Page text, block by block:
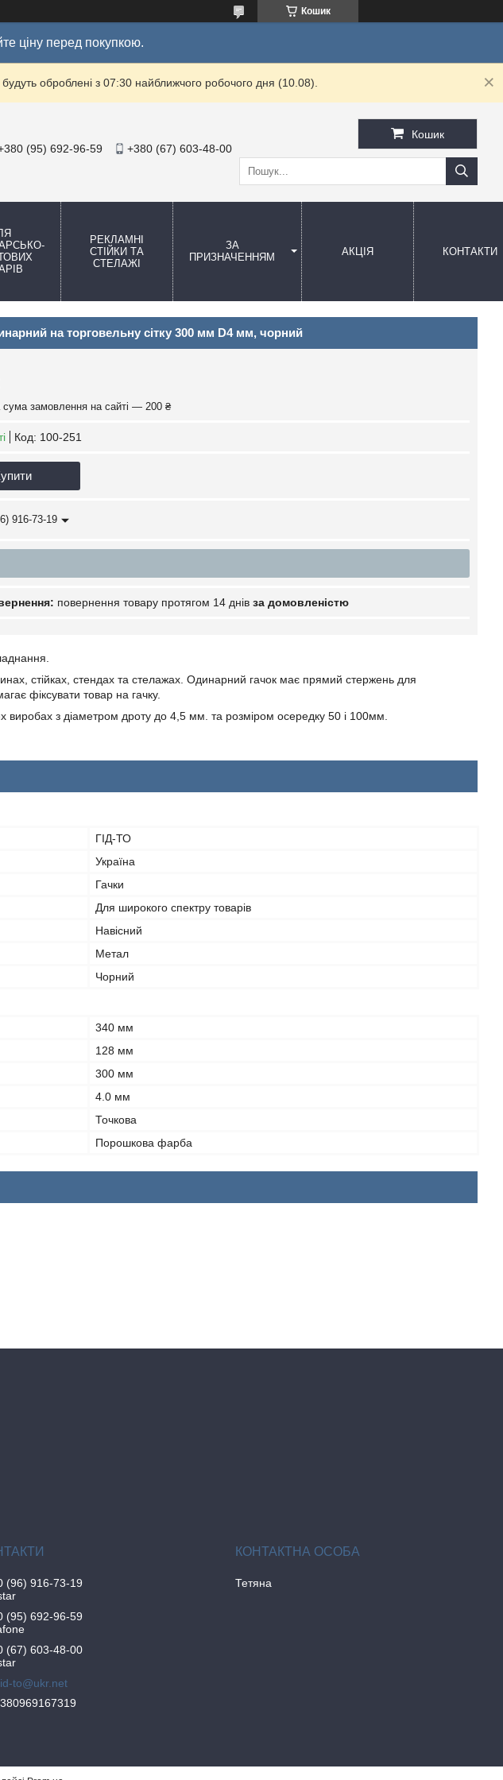
Кошик
ціну перед покупкою.
оброблені з 07:30 найближчого робочого дня (10.08).
(95) 692-96-59 +380 (67) 603-48-00
Кошик
РЕКЛАМНІ
СТІЙКИ ТА
СТЕЛАЖІ
ЗА
ПРИЗНАЧЕННЯМ
АКЦІЯ КОНТАКТИ
на торговельну сітку 300 мм D4 мм, чорний
сума замовлення на сайті — 200 ₴
Код: 100-251
916-73-19
повернення товару протягом 14 днів за домовленістю
стійках, стендах та стелажах. Одинарний гачок має прямий стержень для
фіксувати товар на гачку.
виробах з діаметром дроту до 4,5 мм. та розміром осередку 50 і 100мм.
ГІД-ТО
Україна
Гачки
Для широкого спектру товарів
Навісний
Метал
Чорний
340 мм
128 мм
300 мм
4.0 мм
Точкова
Порошкова фарба
(96) 916-73-19
(95) 692-96-59
(67) 603-48-00
to@ukr.net
Тетяна